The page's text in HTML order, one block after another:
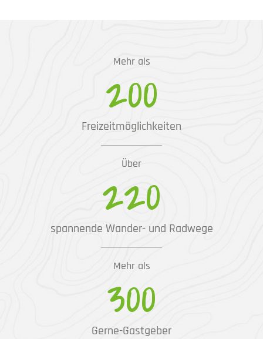
Mehr als
200
Freizeitmöglichkeiten
Über
220
spannende Wander- und Radwege
Mehr als
300
Gerne-Gastgeber